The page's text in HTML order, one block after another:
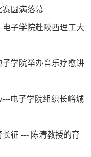
赛圆满落幕
子学院赴陕西理工大
学院举办音乐疗愈讲
电子学院组织长峪城
征 --- 陈清教授的育